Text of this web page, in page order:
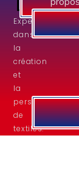
Experts
dans
la
création
et
la
de
textiles.